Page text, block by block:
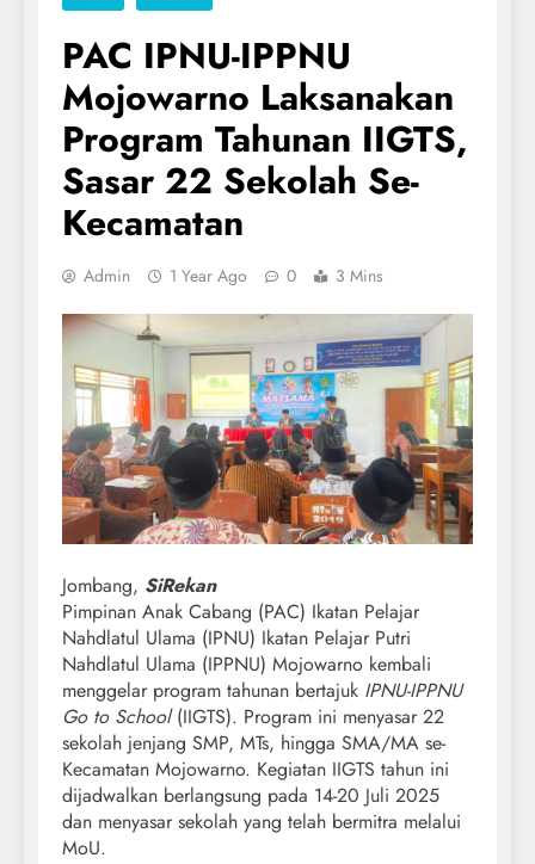
PAC IPNU-IPPNU
Mojowarno Laksanakan
Program Tahunan IIGTS,
Sasar 22 Sekolah Se-
Kecamatan
Admin 1 Year Ago 0 3 Mins
Jombang, SiRekan
Pimpinan Anak Cabang (PAC) Ikatan Pelajar
Nahdlatul Ulama (IPNU) Ikatan Pelajar Putri
Nahdlatul Ulama (IPPNU) Mojowarno kembali
menggelar program tahunan bertajuk IPNU-IPPNU
Go to School(IIGTS). Program ini menyasar 22
sekolah jenjang SMP, MTs, hingga SMA/MA se-
Kecamatan Mojowarno. Kegiatan IIGTS tahun ini
dijadwalkan berlangsung pada 14-20 Juli 2025
dan menyasar sekolah yang telah bermitra melalui
MoU.